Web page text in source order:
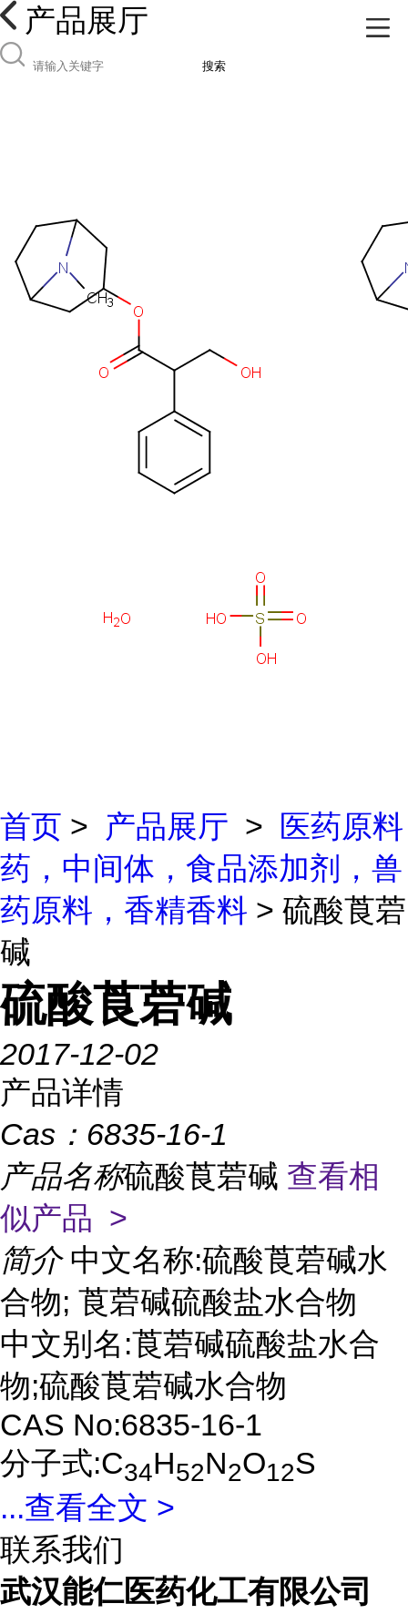
产品展厅
搜索
首页 > 产品展厅 >
医药原料
药，中间体，食品添加剂，兽
药原料，香精香料 > 硫酸莨菪
碱
硫酸莨菪碱
2017-12-02
产品详情
Cas： 6835-16-1
产品名称硫酸莨菪碱 查看相
似产品 >
简介 中文名称:硫酸莨菪碱水
合物; 莨菪碱硫酸盐水合物
中文别名:莨菪碱硫酸盐水合
物;硫酸莨菪碱水合物
CAS No:6835-16-1
分子式:C34H52N2O12S
...查看全文 >
联系我们
武汉能仁医药化工有限公司